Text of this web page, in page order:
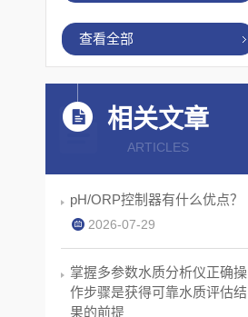
查看全部
相关文章
ARTICLES
pH/ORP控制器有什么优点？
2026-07-29
掌握多参数水质分析仪正确操
作步骤是获得可靠水质评估结
果的前提